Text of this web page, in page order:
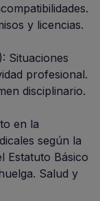
y licencias.
Situaciones
profesional.
disciplinario.
en la
según la
Estatuto Básico
Salud y